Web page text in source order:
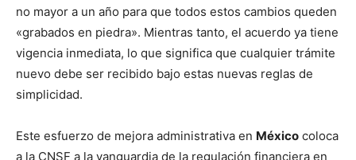
no mayor a un año para que todos estos cambios queden
«grabados en piedra». Mientras tanto, el acuerdo ya tiene
vigencia inmediata, lo que significa que cualquier trámite
nuevo debe ser recibido bajo estas nuevas reglas de
simplicidad.
Este esfuerzo de mejora administrativa en México coloca
a la CNSF a la vanguardia de la regulación financiera en